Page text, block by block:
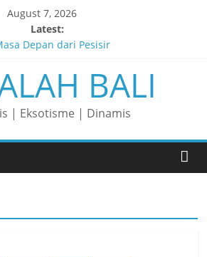
August 7, 2026
Latest:
Depan dari Pesisir
Tantangan, dan Membangun
Berkelanjutan
Garis Menjadi Masa Depan
Pulau Dewata
Rasa yang Dicintai Banyak Orang
BALI
| Eksotisme | Dinamis